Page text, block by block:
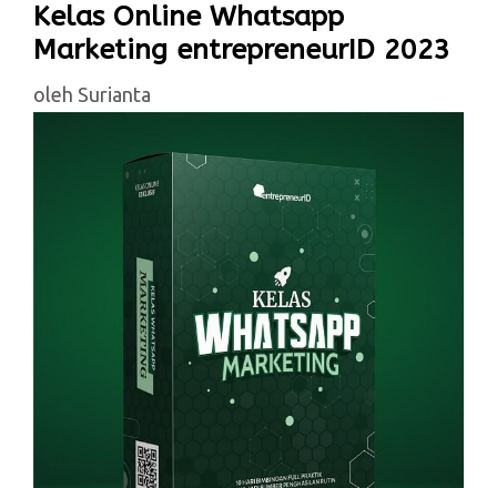
Kelas Online Whatsapp
Marketing entrepreneurID 2023
oleh Surianta